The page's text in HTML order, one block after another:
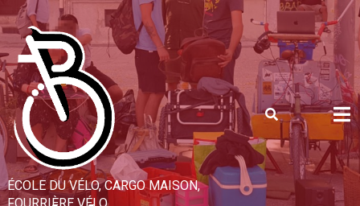
Skip
to
content
ÉCOLE DU VÉLO, CARGO MAISON,